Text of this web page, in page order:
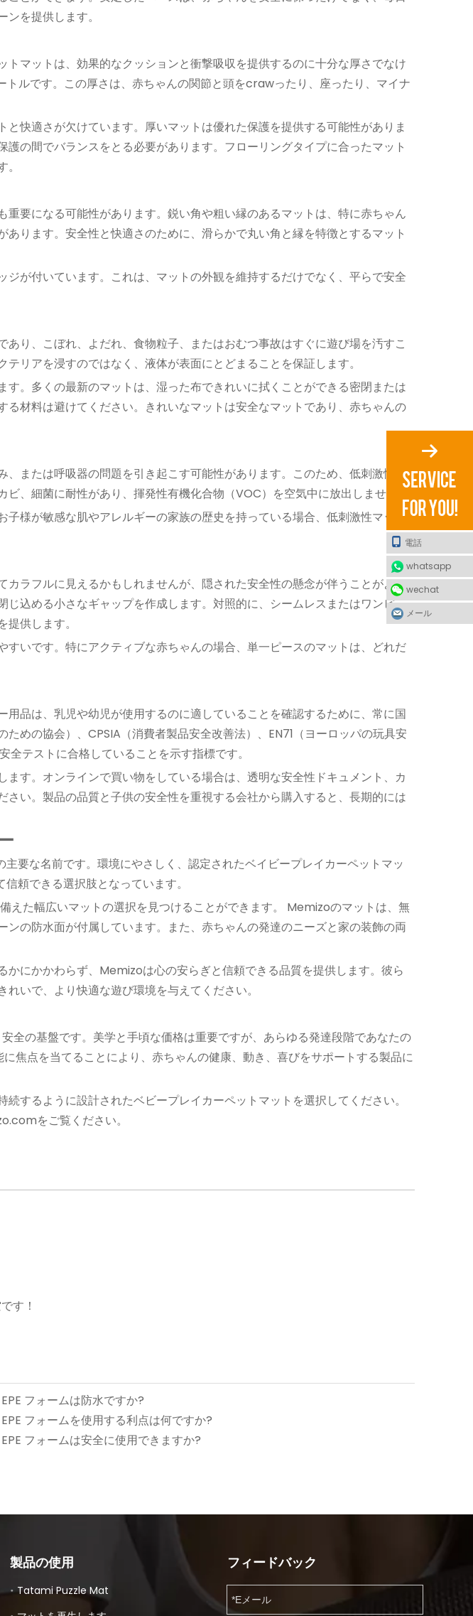
を提供します。
マットは、効果的なクッションと衝撃吸収を提供するのに十分な厚さでなけ
ルです。この厚さは、赤ちゃんの関節と頭をcrawったり、座ったり、マイナ
快適さが欠けています。厚いマットは優れた保護を提供する可能性がありま
の間でバランスをとる必要があります。フローリングタイプに合ったマット
要になる可能性があります。鋭い角や粗い縁のあるマットは、特に赤ちゃん
ります。安全性と快適さのために、滑らかで丸い角と縁を特徴とするマット
が付いています。これは、マットの外観を維持するだけでなく、平らで安全
り、こぼれ、よだれ、食物粒子、またはおむつ事故はすぐに遊び場を汚すこ
リアを浸すのではなく、液体が表面にとどまることを保証します。
。多くの最新のマットは、湿った布できれいに拭くことができる密閉または
材料は避けてください。きれいなマットは安全なマットであり、赤ちゃんの
または呼吸器の問題を引き起こす可能性があります。このため、低刺激性の
、細菌に耐性があり、揮発性有機化合物（VOC）を空気中に放出しません。
様が敏感な肌やアレルギーの家族の歴史を持っている場合、低刺激性マット
ラフルに見えるかもしれませんが、隠された安全性の懸念が伴うことがよく
込める小さなギャップを作成します。対照的に、シームレスまたはワンピー
供します。
いです。特にアクティブな赤ちゃんの場合、単一ピースのマットは、どれだ
品は、乳児や幼児が使用するのに適していることを確認するために、常に国
めの協会）、CPSIA（消費者製品安全改善法）、EN71（ヨーロッパの玩具安
テストに合格していることを示す指標です。
す。オンラインで買い物をしている場合は、透明な安全性ドキュメント、カ
い。製品の品質と子供の安全性を重視する会社から購入すると、長期的には
要な名前です。環境にやさしく、認定されたベイビープレイカーペットマッ
頼できる選択肢となっています。
えた幅広いマットの選択を見つけることができます。 Memizoのマットは、無
の防水面が付属しています。また、赤ちゃんの発達のニーズと家の装飾の両
にかかわらず、Memizoは心の安らぎと信頼できる品質を提供します。彼ら
いで、より快適な遊び環境を与えてください。
全の基盤です。美学と手頃な価格は重要ですが、あらゆる発達段階であなたの
焦点を当てることにより、赤ちゃんの健康、動き、喜びをサポートする製品に
するように設計されたベビープレイカーペットマットを選択してください。
をご覧ください。
す！
EPE フォームは防水ですか?
EPE フォームを使用する利点は何ですか?
EPE フォームは安全に使用できますか?
電話
whatsapp
wechat
メール
製品の使用
Tatami Puzzle Mat
フィードバック